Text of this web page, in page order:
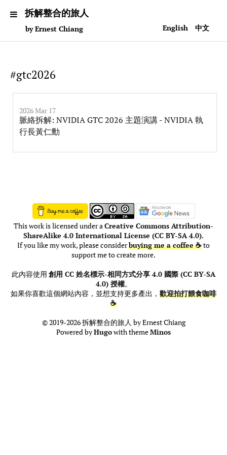
English 中文
拆解整合的旅人
by Ernest Chiang
#gtc2026
2026 Mar 17
脈絡拆解: NVIDIA GTC 2026 主題演講 - NVIDIA 執
行長黃仁勳
This work is licensed under aCreative Commons Attribution-
ShareAlike 4.0 International License (CC BY-SA 4.0).
If you like my work, please considerbuying me a coffee ☕to
support me to create more.
此內容使用 創用 CC 姓名標示-相同方式分享 4.0 國際 (CC BY-SA
4.0) 授權。
如果你喜歡這個網站內容，並想支持更多產出， 歡迎拍打餵食咖啡
☕
© 2019-2026 拆解整合的旅人 by Ernest Chiang
Powered byHugowith themeMinos